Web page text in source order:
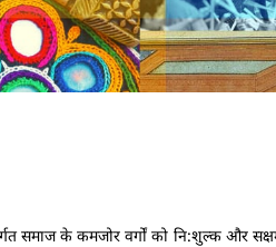
समाज के कमजोर वर्गों को नि:शुल्क और